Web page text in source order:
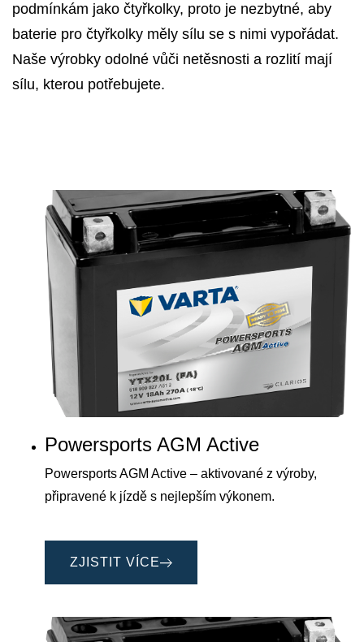
podmínkám jako čtyřkolky, proto je nezbytné, aby
baterie pro čtyřkolky měly sílu se s nimi vypořádat.
Naše výrobky odolné vůči netěsnosti a rozlití mají
sílu, kterou potřebujete.
Powersports AGM Active
Powersports AGM Active – aktivované z výroby,
připravené k jízdě s nejlepším výkonem.
ZJISTIT VÍCE